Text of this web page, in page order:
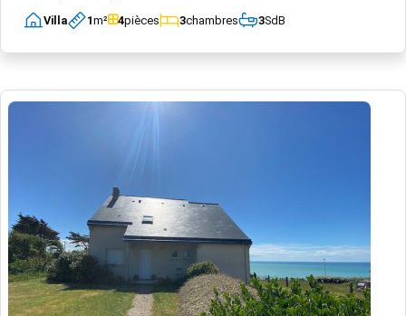
Villa 1m² 4pièces 3chambres 3SdB